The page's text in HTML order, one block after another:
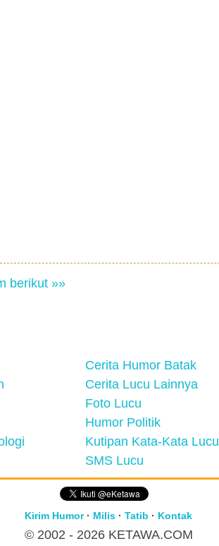
berikut »»
Cerita Humor Batak
Cerita Lucu Lainnya
Foto Lucu
Humor Politik
Kutipan Kata-Kata Lucu
SMS Lucu
Kirim Humor· Milis · Tatib · Kontak
© 2002 - 2026 KETAWA.COM